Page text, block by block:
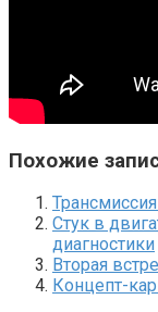
Похожие
Стук в
диагностики
Вторая
Концепт-